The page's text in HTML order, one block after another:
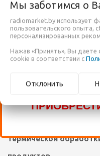
ПРОДАЖЕ
НЕ
ЗВОНИТЕ ПО
ПИШИТЕ В
машины
ТЕХНИКА
морозильники
плиты
машины
пикника
Телемагазин
Встраиваемая кухонная
Крупная кухонная
техника
термической
Мы заботимся о
radiomarket.by использует
пользовательского опыта,
персонализированных
Нажав «Принять», Вы даете
cookie в соответствии с
Отклонить